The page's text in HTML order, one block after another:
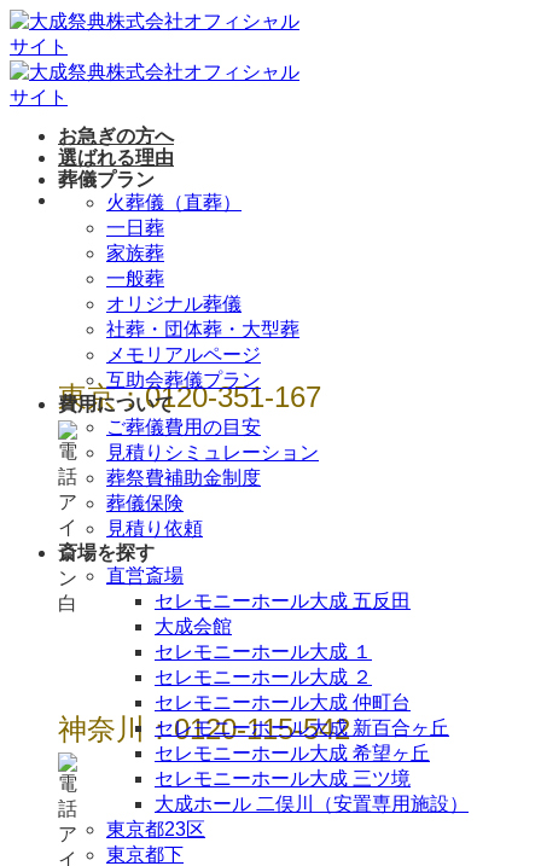
Skip
to
content
年中無休 / 24時
東京：0120-351-167
神奈川：0120-115-542
お急ぎの方へ
選ばれる理由
葬儀プラン
火葬儀（直葬）
一日葬
家族葬
一般葬
オリジナル葬儀
社葬・団体葬・大型葬
メモリアルページ
互助会葬儀プラン
費用について
ご葬儀費用の目安
見積りシミュレーション
葬祭費補助金制度
葬儀保険
見積り依頼
斎場を探す
直営斎場
セレモニーホール大成 五反田
大成会館
セレモニーホール大成 １
セレモニーホール大成 ２
セレモニーホール大成 仲町台
セレモニーホール大成 新百合ヶ丘
セレモニーホール大成 希望ヶ丘
セレモニーホール大成 三ツ境
大成ホール 二俣川（安置専用施設）
東京都23区
東京都下